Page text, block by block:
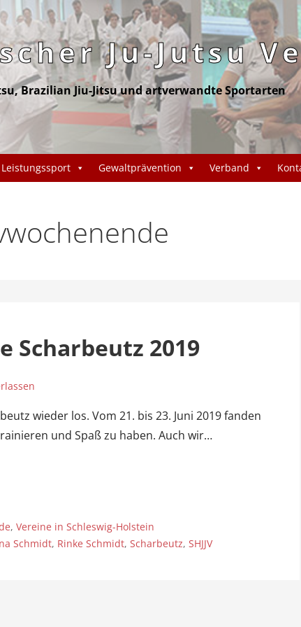
Ju-Jutsu
Brazilian Jiu-Jitsu und artverwandte Sportarten
Leistungssport Gewaltprävention Verband
Scharbeutz 2019
wieder los. Vom 21. bis 23. Juni 2019 fanden
und Spaß zu haben. Auch wir…
, Vereine in Schleswig-Holstein
Schmidt, Rinke Schmidt, Scharbeutz, SHJJV